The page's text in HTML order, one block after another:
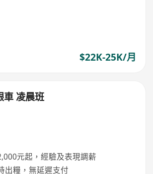
$22K-25K/月
車 凌晨班
元起，經驗及表現調薪
出糧，無延遲支付